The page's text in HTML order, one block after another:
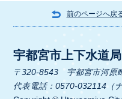
前のページへ戻
宇都宮市上下水道局
〒320-8543 宇都宮市河原
代表電話：0570-032114（